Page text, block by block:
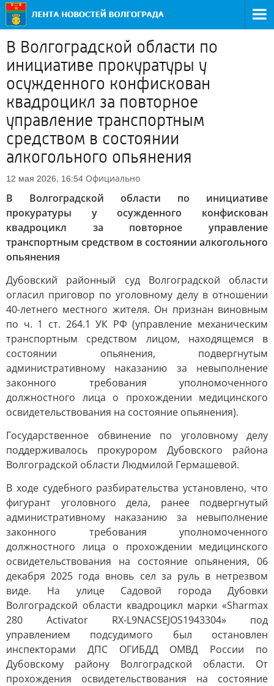
В Волгоградской области по
инициативе прокуратуры у
осужденного конфискован
квадроцикл за повторное
управление транспортным
средством в состоянии
алкогольного опьянения
12 мая 2026, 16:54 Официально
В Волгоградской области по инициативе
прокуратуры у осужденного конфискован
квадроцикл за повторное управление
транспортным средством в состоянии алкогольного
опьянения
Дубовский районный суд Волгоградской области
огласил приговор по уголовному делу в отношении
40-летнего местного жителя. Он признан виновным
по ч. 1 ст. 264.1 УК РФ (управление механическим
транспортным средством лицом, находящемся в
состоянии опьянения, подвергнутым
административному наказанию за невыполнение
законного требования уполномоченного
должностного лица о прохождении медицинского
освидетельствования на состояние опьянения).
Государственное обвинение по уголовному делу
поддерживалось прокурором Дубовского района
Волгоградской области Людмилой Гермашевой.
В ходе судебного разбирательства установлено, что
фигурант уголовного дела, ранее подвергнутый
административному наказанию за невыполнение
законного требования уполномоченного
должностного лица о прохождении медицинского
освидетельствования на состояние опьянения, 06
декабря 2025 года вновь сел за руль в нетрезвом
виде. На улице Садовой города Дубовки
Волгоградской области квадроцикл марки «Sharmax
280 Activator RX-L9NACSEJOS1943304» под
управлением подсудимого был остановлен
инспекторами ДПС ОГИБДД ОМВД России по
Дубовскому району Волгоградской области. От
прохождения освидетельствования на состояние